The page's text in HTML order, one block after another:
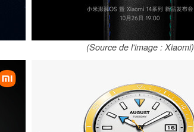
(Source de l'image : Xiaomi)